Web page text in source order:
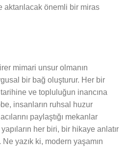
aktarılacak önemli bir miras
mimari unsur olmanın
bir bağ oluşturur. Her bir
ve topluluğun inancına
insanların ruhsal huzur
paylaştığı mekanlar
her biri, bir hikaye anlatır
yazık ki, modern yaşamın